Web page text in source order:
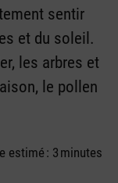
sentir
et du soleil.
les arbres et
le pollen
estimé : 3 minutes